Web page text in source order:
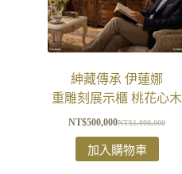
紳藏傳承 伊蓮娜
重雕刻展示櫃 桃花心木
NT$1,000,000
NT$500,000
加入購物車